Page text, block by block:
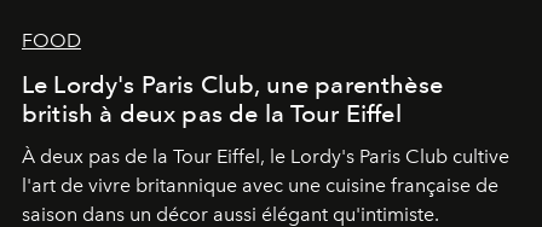
FOOD
Le Lordy's Paris Club, une parenthèse
british à deux pas de la Tour Eiffel
À deux pas de la Tour Eiffel, le Lordy's Paris Club cultive
l'art de vivre britannique avec une cuisine française de
saison dans un décor aussi élégant qu'intimiste.